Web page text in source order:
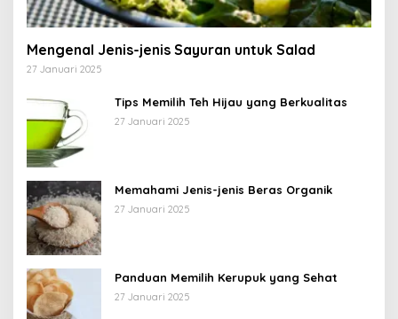
Mengenal Jenis-jenis Sayuran untuk Salad
27 Januari 2025
Tips Memilih Teh Hijau yang Berkualitas
27 Januari 2025
Memahami Jenis-jenis Beras Organik
27 Januari 2025
Panduan Memilih Kerupuk yang Sehat
27 Januari 2025